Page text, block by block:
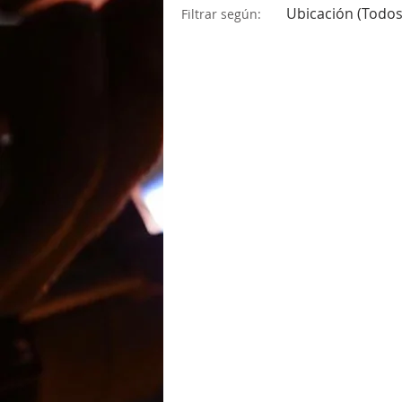
Filtrar según: Ubicación